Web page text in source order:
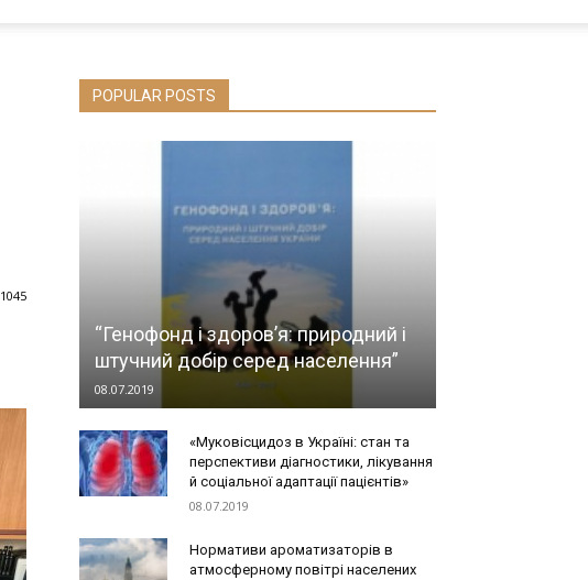
1045
POPULAR POSTS
“Генофонд і здоров’я: природний і
штучний добір серед населення”
08.07.2019
«Муковісцидоз в Україні: стан та
перспективи діагностики, лікування
й соціальної адаптації пацієнтів»
08.07.2019
Нормативи ароматизаторів в
атмосферному повітрі населених